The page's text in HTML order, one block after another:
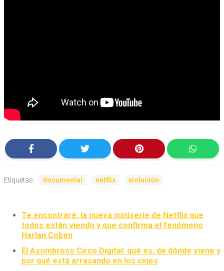
Etiquetas: documental netflix violación
Te encontraré: la nueva miniserie de Netflix que
todos están viendo y que confirma el fenómeno
Harlan Coben
El Asombroso Circo Digital: qué es, de dónde viene y
por qué está arrasando en los cines